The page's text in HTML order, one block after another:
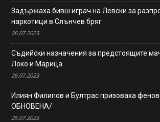
Задържаха бивш играч на Левски за
наркотици в Слънчев бряг
26.07.2023
Съдийски назначения за предстоящите
Локо и Марица
26.07.2023
Илиян Филипов и Бултрас призоваха
ОБНОВЕНА/
25.07.2023